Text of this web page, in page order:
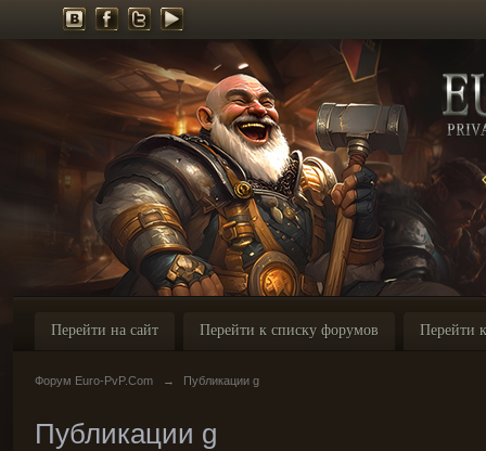
Перейти на сайт Перейти к списку форумов Перейти
Форум Euro-PvP.Com → Публикации g
Публикации g